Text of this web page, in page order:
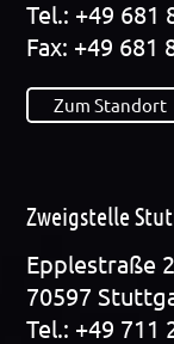
Tel.: +49 681
Fax: +49 681
Zum Standort
Zweigstelle
Epp­le­straße
70597
Tel.: +49 711